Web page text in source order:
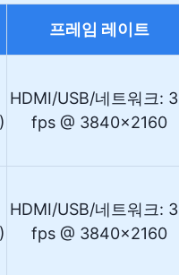
프레임 레이트
HDMI/USB/네트워크:
fps @ 3840×2160
HDMI/USB/네트워크:
fps @ 3840×2160